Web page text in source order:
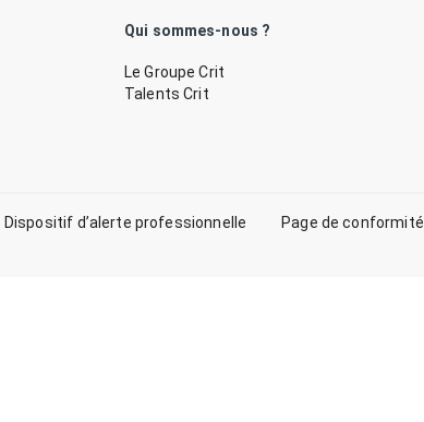
Qui sommes-nous ?
Le Groupe Crit
Talents Crit
Dispositif d’alerte professionnelle Page de conformité